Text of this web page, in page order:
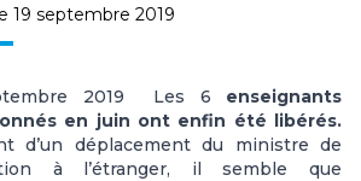
19 septembre 2019
2019 Les 6 enseignants
en juin ont enfin été libérés.
d’un déplacement du ministre de
à l’étranger, il semble que